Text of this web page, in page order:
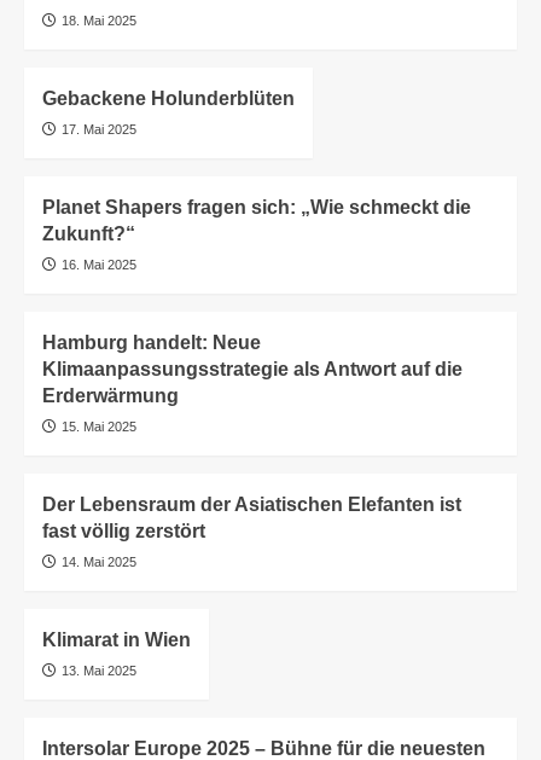
18. Mai 2025
Gebackene Holunderblüten
17. Mai 2025
Planet Shapers fragen sich: „Wie schmeckt die
Zukunft?“
16. Mai 2025
Hamburg handelt: Neue
Klimaanpassungsstrategie als Antwort auf die
Erderwärmung
15. Mai 2025
Der Lebensraum der Asiatischen Elefanten ist
fast völlig zerstört
14. Mai 2025
Klimarat in Wien
13. Mai 2025
Intersolar Europe 2025 – Bühne für die neuesten